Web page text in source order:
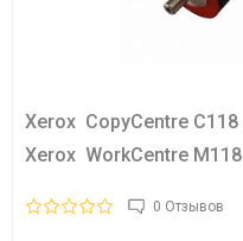
Xerox CopyCentre C118
Xerox WorkCentre M118
0 Отзывов